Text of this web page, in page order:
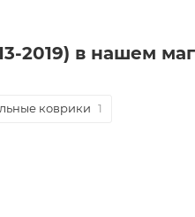
2019) в нашем
коврики 1